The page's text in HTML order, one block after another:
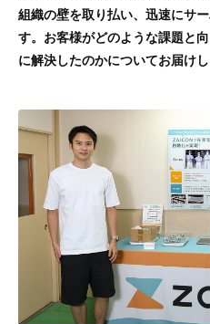
組織の壁を取り払い、 迅速にサ
す。お客様がどのような課題と向
に解決したのかについてお届けし